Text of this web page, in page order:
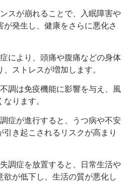
スが崩れることで、入眠障害や
発生し、健康をさらに悪化さ
により、頭痛や腹痛などの身体
ストレスが増加します。
調は免疫機能に影響を与え、風
ります。
症が進行すると、うつ病や不安
き起こされるリスクが高まり
調症を放置すると、日常生活や
が低下し、生活の質が悪化し